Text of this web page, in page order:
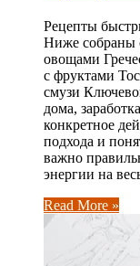
Рецепты
Ниже собраны
овощами
с фруктами
смузи
дома,
конкретное
подхода и
важно
энергии на
Read More »